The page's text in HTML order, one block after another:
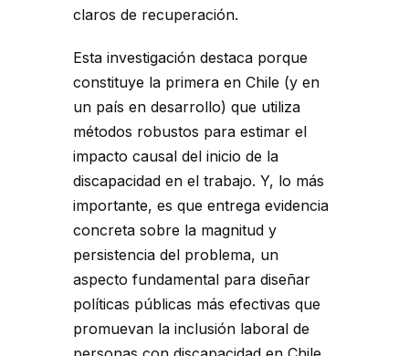
claros de recuperación.
Esta investigación destaca porque
constituye la primera en Chile (y en
un país en desarrollo) que utiliza
métodos robustos para estimar el
impacto causal del inicio de la
discapacidad en el trabajo. Y, lo más
importante, es que entrega evidencia
concreta sobre la magnitud y
persistencia del problema, un
aspecto fundamental para diseñar
políticas públicas más efectivas que
promuevan la inclusión laboral de